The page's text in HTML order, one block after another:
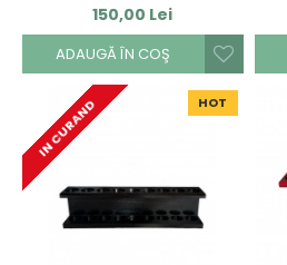
150,00 Lei
ADAUGĂ ÎN COŞ
HOT
IN CURAND